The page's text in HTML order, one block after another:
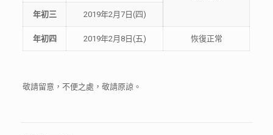
年初三 2019年2月7日(四)
年初四 2019年2月8日(五) 恢復正常
敬請留意，不便之處，敬請原諒。